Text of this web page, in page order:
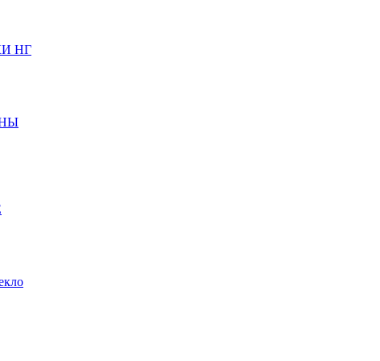
НГ